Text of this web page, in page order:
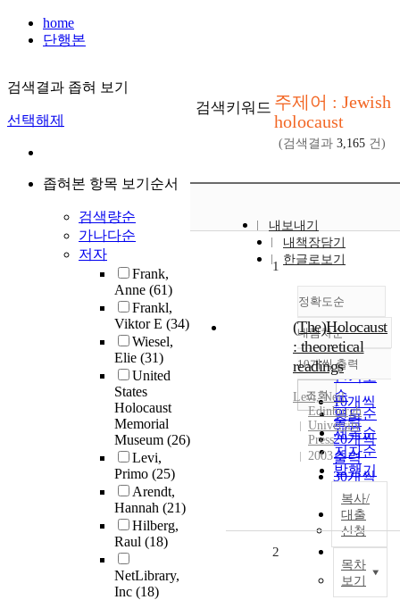
home
단행본
검색결과 좁혀 보기
선택해제
좁혀본 항목 보기순서
검색량순
가나다순
저자
Frank,
Anne (61)
Frankl,
Viktor E (34)
Wiesel,
Elie (31)
United
States
Holocaust
Memorial
Museum (26)
Levi,
Primo (25)
Arendt,
Hannah (21)
Hilberg,
Raul (18)
NetLibrary,
Inc (18)
검색키워드 주제어 : Jewish
holocaust
(검색결과 3,165 건)
내보내기
내책장담기
한글로보기
정확도순
정확도
순
인기도
순
연도순
제목순
저자순
발행기
관순
내림차순
내림차순
10개씩 출력
10개씩
출력
20개씩
출력
30개씩
출력
50개씩
출력
100개씩
출력
조회
1
(The)Holocaust
: theoretical
readings
Levi, Neil
Edinburgh
University
Press
2003
복사/
대출
신청
목차
보기
2